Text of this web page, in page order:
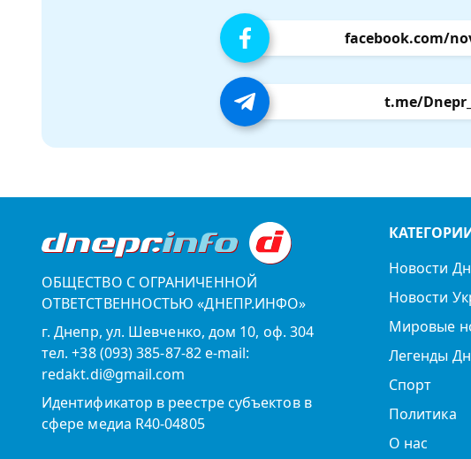
facebook.com/
t.me/
ОБЩЕСТВО С ОГРАНИЧЕННОЙ
ОТВЕТСТВЕННОСТЬЮ «ДНЕПР.ИНФО»
г. Днепр, ул. Шевченко, дом 10, оф. 304
тел. +38 (093) 385-87-82 e-mail:
redakt.di@gmail.com
Идентификатор в реестре субъектов в
сфере медиа R40-04805
Новости
Новости
Мировые
Легенды
Спорт
Политика
О нас